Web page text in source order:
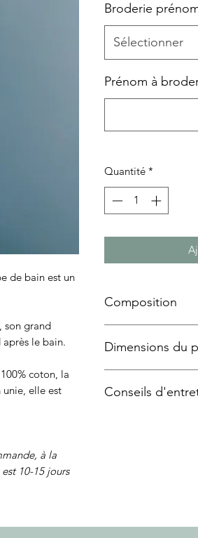
de bain est un
son grand
le bain.
coton, la
elle est
à la
10-15 jours
Broderie
Sélectionner
Prénom à
Quantité *
Composition
Motif en coton
Dimensions du
Conseils